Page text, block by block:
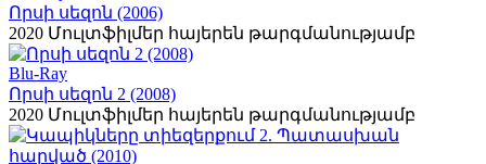
Որսի սեզոն (2006)
2020 Մուլտֆիլմեր հայերեն թարգմանությամբ
Blu-Ray
Որսի սեզոն 2 (2008)
2020 Մուլտֆիլմեր հայերեն թարգմանությամբ